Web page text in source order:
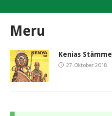
Meru
Kenias Stämme
27. Oktober 2018